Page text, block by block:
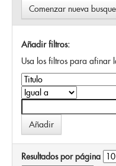
Comenzar nueva
Añadir filtros:
Usa los filtros para afinar
Resultados por página